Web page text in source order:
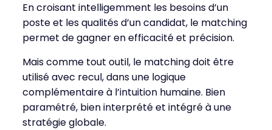
En croisant intelligemment les besoins d’un
poste et les qualités d’un candidat, le matching
permet de gagner en efficacité et précision.
Mais comme tout outil, le matching doit être
utilisé avec recul, dans une logique
complémentaire à l’intuition humaine. Bien
paramétré, bien interprété et intégré à une
stratégie globale.